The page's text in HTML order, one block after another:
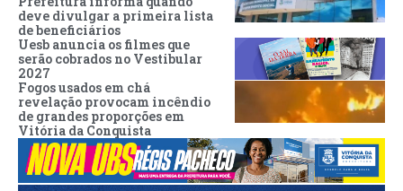
deve divulgar a primeira lista
de beneficiários
Uesb anuncia os filmes que
serão cobrados no Vestibular
2027
Fogos usados em chá
revelação provocam incêndio
de grandes proporções em
Vitória da Conquista